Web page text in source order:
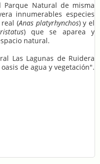
Parque Natural de misma
innumerables especies
(Anas platyrhynchos) y el
) que se aparea y
natural.
Las Lagunas de Ruidera
de agua y vegetación".